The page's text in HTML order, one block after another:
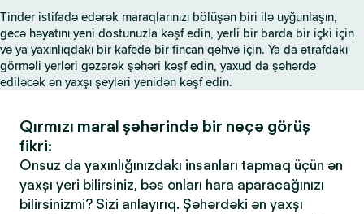
Tinder istifadə edərək maraqlarınızı bölüşən biri ilə uyğunlaşın,
gecə həyatını yeni dostunuzla kəşf edin, yerli bir barda bir içki için
və ya yaxınlıqdakı bir kafedə bir fincan qəhvə için. Ya da ətrafdakı
görməli yerləri gəzərək şəhəri kəşf edin, yaxud da şəhərdə
ediləcək ən yaxşı şeyləri yenidən kəşf edin.
Qırmızı maral şəhərində bir neçə görüş
fikri:
Onsuz da yaxınlığınızdakı insanları tapmaq üçün ən
yaxşı yeri bilirsiniz, bəs onları hara aparacağınızı
bilirsinizmi? Sizi anlayırıq. Şəhərdəki ən yaxşı